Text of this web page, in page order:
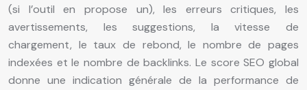
(si l’outil en propose un), les erreurs critiques, les
avertissements, les suggestions, la vitesse de
chargement, le taux de rebond, le nombre de pages
indexées et le nombre de backlinks. Le score SEO global
donne une indication générale de la performance de